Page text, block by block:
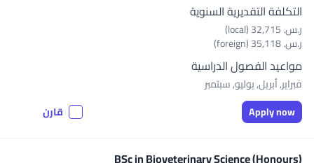
التكلفة التقديرية السنوية
ر.س.‏ 32,715 (local)
ر.س.‏ 35,118 (foreign)
مواعيد الفصول الدراسية
فبراير, أبريل, يوليو, سبتمبر
Apply now
قارن
BSc in Bioveterinary Science (Honours)